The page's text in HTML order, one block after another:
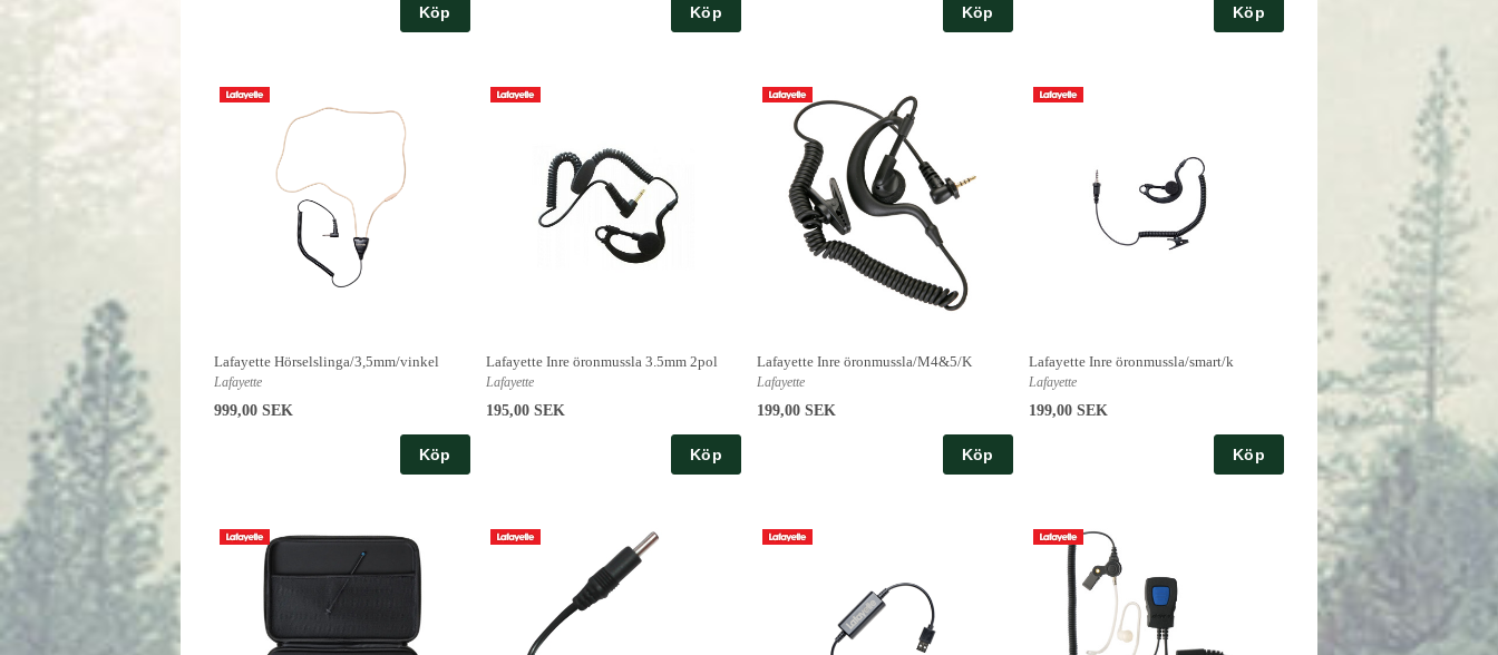
Köp Köp Köp Köp
Lafayette Hörselslinga/3,5mm/vinkel
Lafayette
999,00 SEK
Köp
Lafayette Inre öronmussla 3.5mm 2pol
Lafayette
195,00 SEK
Köp
Lafayette Inre öronmussla/M4&5/K
Lafayette
199,00 SEK
Köp
Lafayette Inre öronmussla/smart/k
Lafayette
199,00 SEK
Köp